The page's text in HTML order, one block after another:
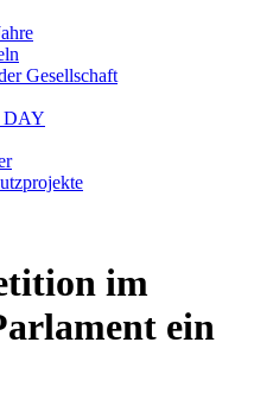
Gesellschaft
DAY
im
ein